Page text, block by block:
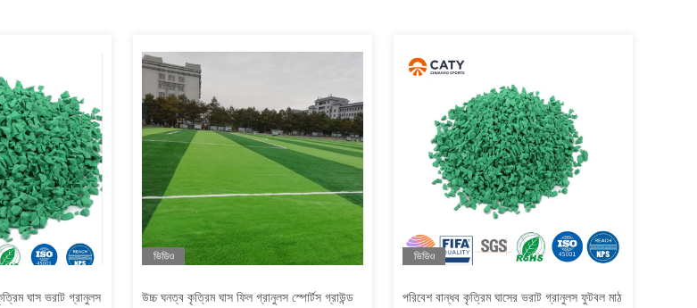
ঘাস ভরাট গ্রানুলস
ভিডিও
উচ্চ ঘনত্ব কৃত্রিম ঘাস ফিল গ্রানুলস স্পোর্টস গ্রাউন্ড
ভিডিও
পরিবেশ বান্ধব কৃত্রিম ঘাসের ভরাট গ্রানুলস ফুটবল মাঠ